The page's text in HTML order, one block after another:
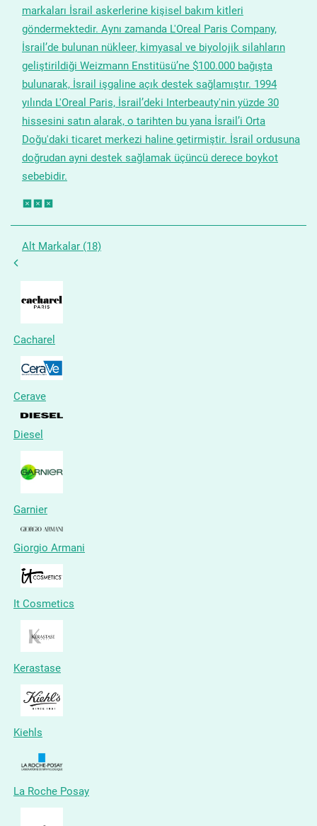
markaları İsrail askerlerine kişisel bakım kitleri
göndermektedir. Aynı zamanda L'Oreal Paris Company,
İsrail’de bulunan nükleer, kimyasal ve biyolojik silahların
geliştirildiği Weizmann Enstitüsü’ne $100.000 bağışta
bulunarak, İsrail işgaline açık destek sağlamıştır. 1994
yılında L'Oreal Paris, İsrail’deki Interbeauty'nin yüzde 30
hissesini satın alarak, o tarihten bu yana İsrail’i Orta
Doğu'daki ticaret merkezi haline getirmiştir. İsrail ordusuna
doğrudan ayni destek sağlamak üçüncü derece boykot
sebebidir.
Alt Markalar (18)
Cacharel
Cerave
Diesel
Garnier
Giorgio Armani
It Cosmetics
Kerastase
Kiehls
La Roche Posay